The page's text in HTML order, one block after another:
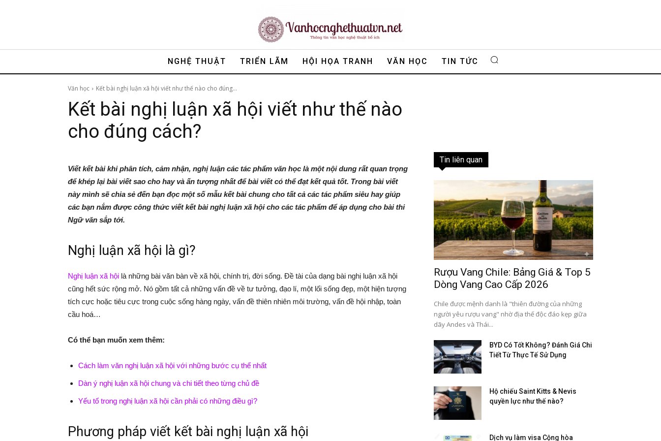
NGHỆ THUẬT TRIỂN LÃM HỘI HỌA TRANH VĂN HỌC TIN TỨC
Văn học Kết bài nghị luận xã hội viết như thế nào cho đúng...
Kết bài nghị luận xã hội viết như thế nào
cho đúng cách?
Viết kết bài khi phân tích, cảm nhận, nghị luận các tác phẩm văn học là một nội dung rất quan trọng
để khép lại bài viết sao cho hay và ấn tượng nhất để bài viết có thể đạt kết quả tốt. Trong bài viết
này mình sẽ chia sẻ đến bạn đọc một số mẫu kết bài chung cho tất cả các tác phẩm siêu hay giúp
các bạn nắm được công thức viết kết bài nghị luận xã hội cho các tác phẩm để áp dụng cho bài thi
Ngữ văn sắp tới.
Nghị luận xã hội là gì?
Nghị luận xã hội là những bài văn bàn về xã hội, chính trị, đời sống. Đề tài của dạng bài nghị luận xã hội
cũng hết sức rộng mở. Nó gồm tất cả những vấn đề về tư tưởng, đạo lí, một lối sống đẹp, một hiện tượng
tích cực hoặc tiêu cực trong cuộc sống hàng ngày, vấn đề thiên nhiên môi trường, vấn đề hội nhập, toàn
cầu hoá…
Có thể bạn muốn xem thêm:
Cách làm văn nghị luận xã hội với những bước cụ thể nhất
Dàn ý nghị luận xã hội chung và chi tiết theo từng chủ đề
Yếu tố trong nghị luận xã hội cần phải có những điều gì?
Phương pháp viết kết bài nghị luận xã hội
Tin liên quan
Rượu Vang Chile: Bảng Giá & Top 5
Dòng Vang Cao Cấp 2026
Chile được mệnh danh là "thiên đường của những
người yêu rượu vang" nhờ địa thế độc đáo kẹp giữa
dãy Andes và Thái...
BYD Có Tốt Không? Đánh Giá Chi
Tiết Từ Thực Tế Sử Dụng
Hộ chiếu Saint Kitts & Nevis
quyền lực như thế nào?
Dịch vụ làm visa Cộng hòa